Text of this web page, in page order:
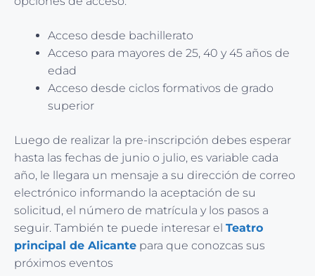
Acceso desde bachillerato
Acceso para mayores de 25, 40 y 45 años de
edad
Acceso desde ciclos formativos de grado
superior
Luego de realizar la pre-inscripción debes esperar
hasta las fechas de junio o julio, es variable cada
año, le llegara un mensaje a su dirección de correo
electrónico informando la aceptación de su
solicitud, el número de matrícula y los pasos a
seguir. También te puede interesar el Teatro
principal de Alicante para que conozcas sus
próximos eventos